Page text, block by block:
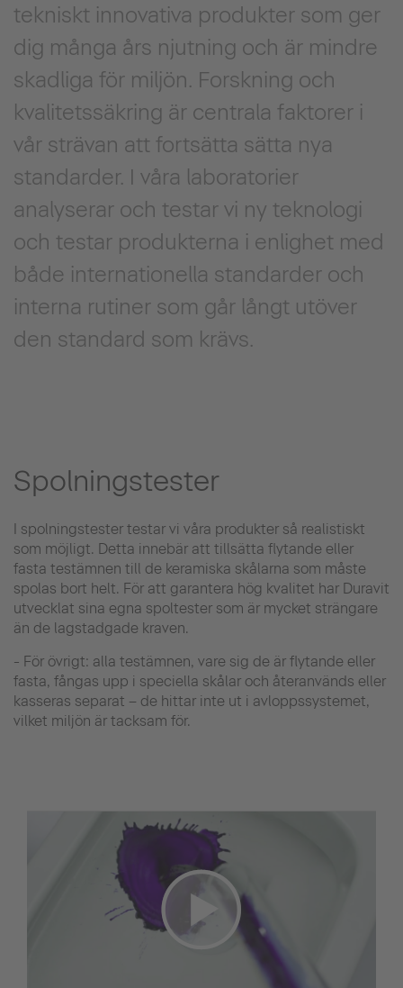
tekniskt innovativa produkter som ger
dig många års njutning och är mindre
skadliga för miljön. Forskning och
kvalitetssäkring är centrala faktorer i
vår strävan att fortsätta sätta nya
standarder. I våra laboratorier
analyserar och testar vi ny teknologi
och testar produkterna i enlighet med
både internationella standarder och
interna rutiner som går långt utöver
den standard som krävs.
Spolningstester
I spolningstester testar vi våra produkter så realistiskt
som möjligt. Detta innebär att tillsätta flytande eller
fasta testämnen till de keramiska skålarna som måste
spolas bort helt. För att garantera hög kvalitet har Duravit
utvecklat sina egna spoltester som är mycket strängare
än de lagstadgade kraven.
- För övrigt: alla testämnen, vare sig de är flytande eller
fasta, fångas upp i speciella skålar och återanvänds eller
kasseras separat – de hittar inte ut i avloppssystemet,
vilket miljön är tacksam för.
Vattenbytestest
Vattenbytestestet är tänkt att visa hur effektivt
vattnet byts ut under en spolning. Detta testas
med 30 ml testvätska. Om 99 procent av det
färgade vattnet byts ut i den efterföljande
spolningen är det ett tecken på att toaletten
har spolats effektivt och hygieniskt.